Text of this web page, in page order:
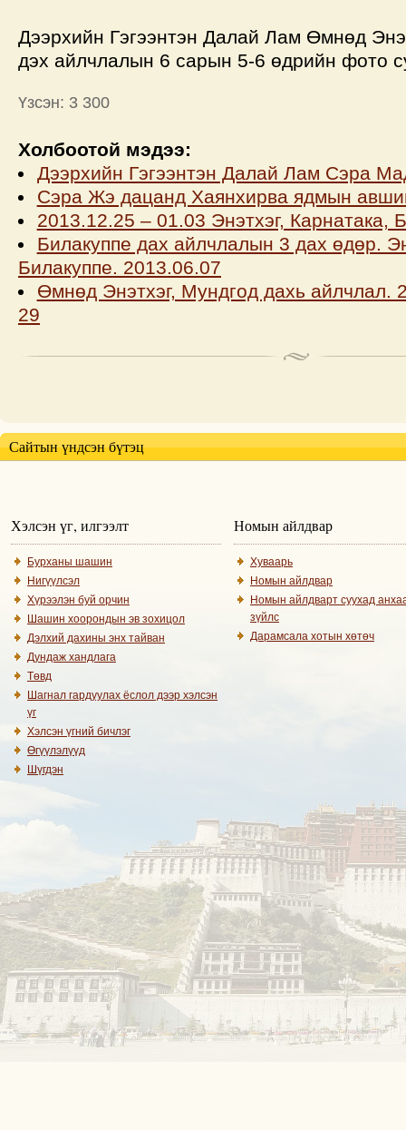
Дээрхийн Гэгээнтэн Далай Лам Өмнөд
дэх айлчлалын 6 сарын 5-6 өдрийн фото
Үзсэн: 3 300
Холбоотой мэдээ:
Дээрхийн Гэгээнтэн Далай Лам Сэра
Сэра Жэ дацанд Хаянхирва ядмын
2013.12.25 – 01.03 Энэтхэг, Карнатака,
Билакуппе дах айлчлалын 3 дах өдөр.
Билакуппе. 2013.06.07
Өмнөд Энэтхэг, Мундгод дахь айлчлал.
29
Сайтын үндсэн бүтэц
Хэлсэн үг, илгээлт
Бурханы шашин
Нигүүлсэл
Хүрээлэн буй орчин
Шашин хоорондын эв зохицол
Дэлхий дахины энх тайван
Дундаж хандлага
Төвд
Шагнал гардуулах ёслол дээр хэлсэн
үг
Хэлсэн үгний бичлэг
Өгүүлэлүүд
Шүгдэн
Номын айлдвар
Хуваарь
Номын айлдвар
Номын айлдварт суухад
зүйлс
Дарамсала хотын хөтөч